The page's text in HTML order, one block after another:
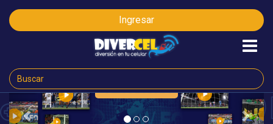
Ingresar
VER AHORA
Previous
Next